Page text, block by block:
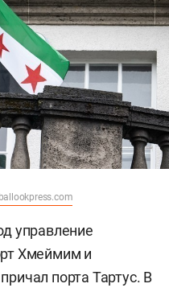
управление
Хмеймим и
порта Тартус. В